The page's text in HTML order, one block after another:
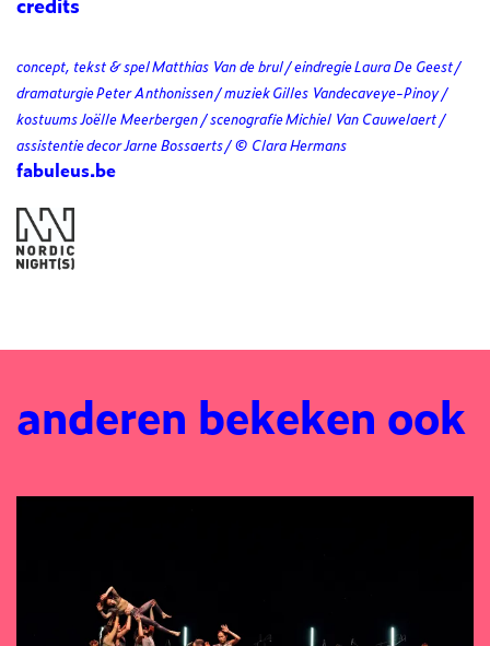
concept, tekst & spel Matthias Van de brul / eindregie Laura De Geest /
dramaturgie Peter Anthonissen / muziek Gilles Vandecaveye-Pinoy /
kostuums Joëlle Meerbergen / scenografie Michiel Van Cauwelaert /
assistentie decor Jarne Bossaerts / © Clara Hermans
fabuleus.be
anderen bekeken ook